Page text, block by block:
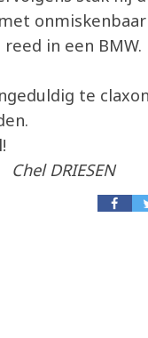
in een BMW.
te
Chel DRIESEN